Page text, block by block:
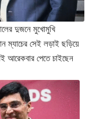
দুজনে মুখোমুখি
ম্যাচের সেই লড়াই ছড়িয়ে
আরেকবার পেতে চাইছেন